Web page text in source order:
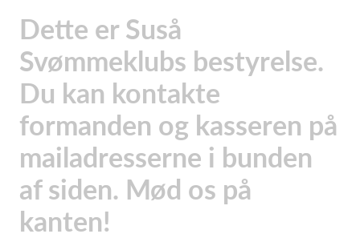
Dette er Suså
Svømmeklubs bestyrelse.
Du kan kontakte
formanden og kasseren på
mailadresserne i bunden
af siden. Mød os på
kanten!